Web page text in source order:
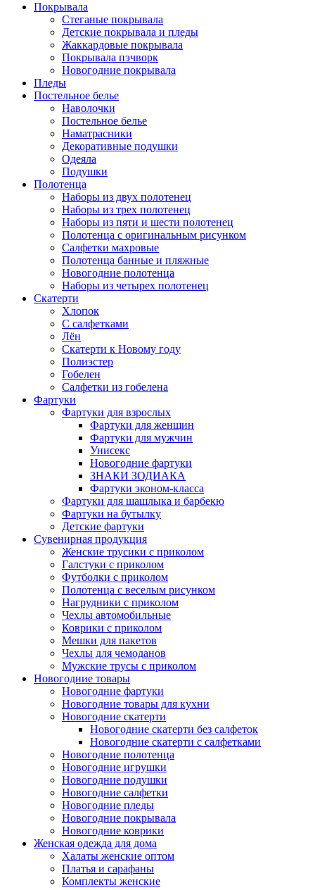
Покрывала
Стеганые покрывала
Детские покрывала и пледы
Жаккардовые покрывала
Покрывала пэчворк
Новогодние покрывала
Пледы
Постельное белье
Наволочки
Постельное белье
Наматрасники
Декоративные подушки
Одеяла
Подушки
Полотенца
Наборы из двух полотенец
Наборы из трех полотенец
Наборы из пяти и шести полотенец
Полотенца с оригинальным рисунком
Салфетки махровые
Полотенца банные и пляжные
Новогодние полотенца
Наборы из четырех полотенец
Скатерти
Хлопок
С салфетками
Лён
Скатерти к Новому году
Полиэстер
Гобелен
Салфетки из гобелена
Фартуки
Фартуки для взрослых
Фартуки для женщин
Фартуки для мужчин
Унисекс
Новогодние фартуки
ЗНАКИ ЗОДИАКА
Фартуки эконом-класса
Фартуки для шашлыка и барбекю
Фартуки на бутылку
Детские фартуки
Сувенирная продукция
Женские трусики с приколом
Галстуки с приколом
Футболки с приколом
Полотенца с веселым рисунком
Нагрудники с приколом
Чехлы автомобильные
Коврики с приколом
Мешки для пакетов
Чехлы для чемоданов
Мужские трусы с приколом
Новогодние товары
Новогодние фартуки
Новогодние товары для кухни
Новогодние скатерти
Новогодние скатерти без салфеток
Новогодние скатерти с салфетками
Новогодние полотенца
Новогодние игрушки
Новогодние подушки
Новогодние салфетки
Новогодние пледы
Новогодние покрывала
Новогодние коврики
Женская одежда для дома
Халаты женские оптом
Платья и сарафаны
Комплекты женские